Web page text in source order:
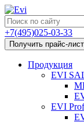
+7(495)025-03-33
Получить прайс-лист
Продукция
EVI
EVI